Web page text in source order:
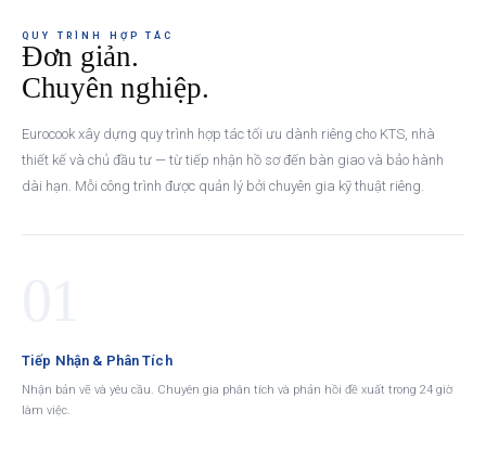
QUY TRÌNH HỢP TÁC
Đơn giản.
Chuyên nghiệp.
Eurocook xây dựng quy trình hợp tác tối ưu dành riêng cho KTS, nhà
thiết kế và chủ đầu tư — từ tiếp nhận hồ sơ đến bàn giao và bảo hành
dài hạn. Mỗi công trình được quản lý bởi chuyên gia kỹ thuật riêng.
Tiếp Nhận & Phân Tích
Nhận bản vẽ và yêu cầu. Chuyên gia phân tích và phản hồi đề xuất trong 24 giờ
làm việc.